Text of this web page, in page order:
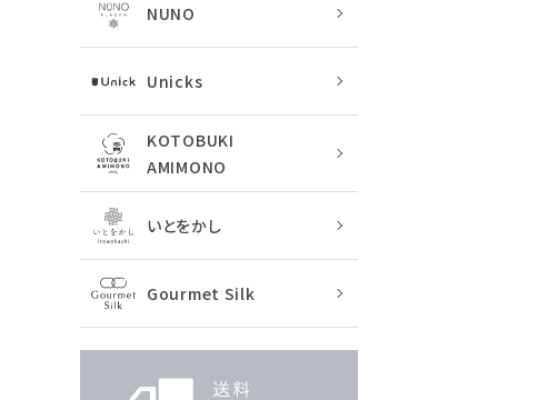
NUNO
Unicks
KOTOBUKI
AMIMONO
いとをかし
Gourmet Silk